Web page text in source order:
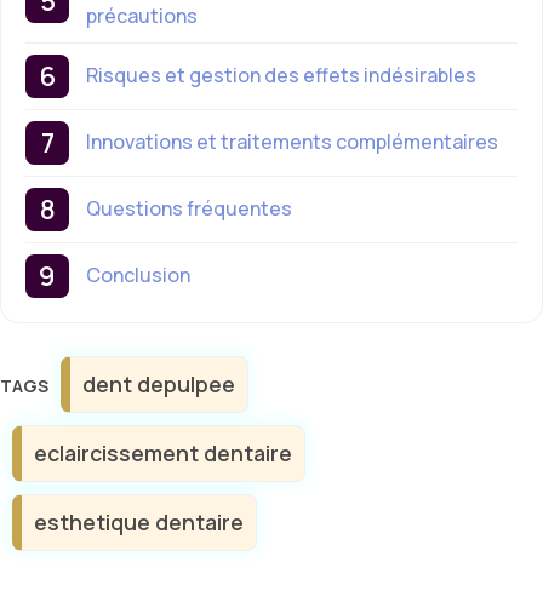
précautions
Risques et gestion des effets indésirables
Innovations et traitements complémentaires
Questions fréquentes
Conclusion
Étiquettes
dent depulpee
eclaircissement dentaire
esthetique dentaire